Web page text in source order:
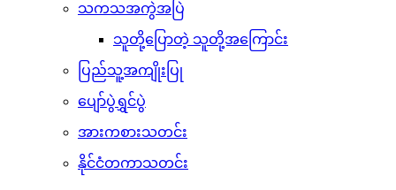
သကသအကွဲအပြဲ
သူတို့ပြောတဲ့ သူတို့အကြောင်း
ပြည်သူ့အကျိုးပြု
ပျော်ပွဲရွှင်ပွဲ
အားကစားသတင်း
နိုင်ငံတကာသတင်း